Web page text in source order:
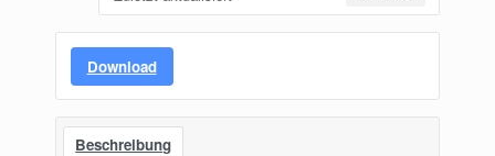
Download
Beschreibung